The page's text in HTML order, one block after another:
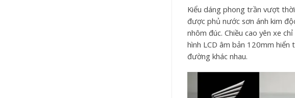
Kiểu dáng phong trần vượt
được phủ nước sơn ánh kim
nhôm đúc. Chiều cao yên xe
hình LCD âm bản 120mm
đường khác nhau.